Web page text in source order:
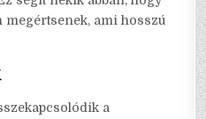
megértsenek, ami hosszú
a